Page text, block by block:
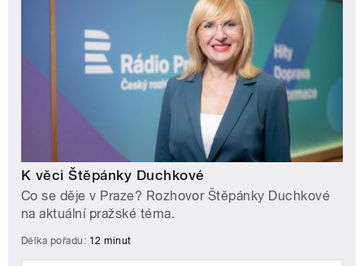
K věci Štěpánky Duchkové
Co se děje v Praze? Rozhovor Štěpánky Duchkové
na aktuální pražské téma.
Délka pořadu: 12 minut